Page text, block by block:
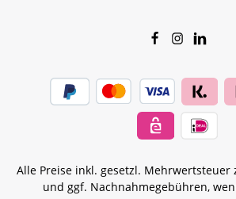
Alle Preise inkl. gesetzl. Mehrwertsteuer
und ggf. Nachnahmegebühren,